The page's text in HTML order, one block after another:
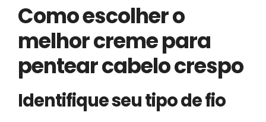
Como escolher o
melhor creme para
pentear cabelo crespo
Identifique seu tipo de fio